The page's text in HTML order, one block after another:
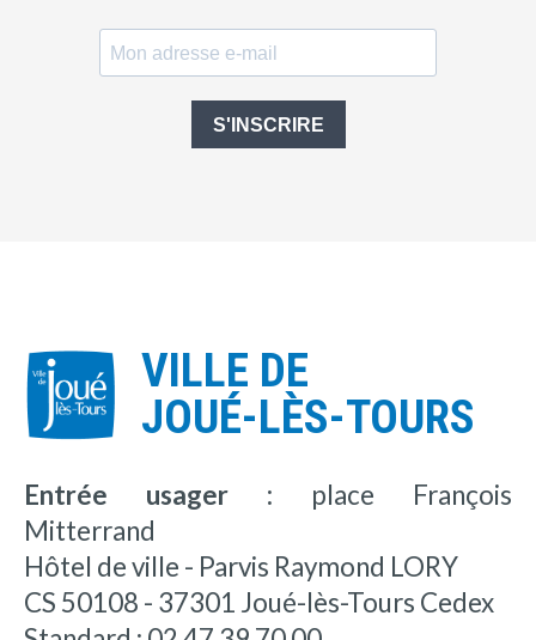
S'INSCRIRE
VILLE DE
JOUÉ-LÈS-TOURS
Entrée usager : place François
Mitterrand
Hôtel de ville - Parvis Raymond LORY
CS 50108 - 37301 Joué-lès-Tours Cedex